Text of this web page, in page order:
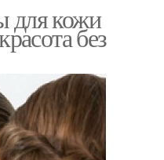
для кожи
без